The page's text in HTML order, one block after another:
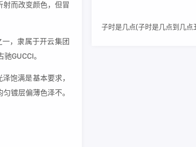
射而改变颜色，但冒
，隶属于开云集团
GUCCI。
饱满是基本要求，
镀层偏薄色泽不。